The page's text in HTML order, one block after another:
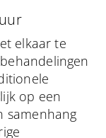
elkaar te
op een
samenhang